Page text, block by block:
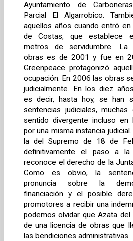
Ayuntamiento de
Parcial El Algarrobico.
aquellos años cuando entró
de Costas, que establece
metros de servidumbre. La
obras es de 2001 y fue en
Greenpeace protagonizó
ocupación. En 2006 las obras
judicialmente. En los diez
es decir, hasta hoy, se han
sentencias judiciales,
sentido divergente incluso en
por una misma instancia
la del Supremo de 18 de
definitivamente el paso a la
reconoce el derecho de la
Como es obvio, la
pronuncia sobre la
financiación y el posible
promotores a recibir una
podemos olvidar que Azata del
de una licencia de obras que
las bendiciones administrativas.